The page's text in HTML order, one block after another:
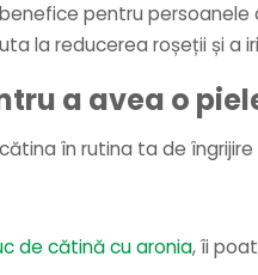
pentru
la reducerea roșeții și a
a avea o
în rutina ta de îngrijire
de cătină cu aronia, îi